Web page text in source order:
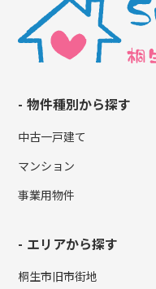
物件種別から探す
中古一戸建て
マンション
事業用物件
エリアから探す
桐生市旧市街地